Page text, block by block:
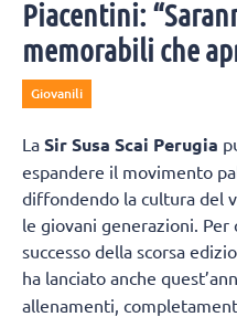
Piacentini:
memorabili che
Giovanili
La Sir Susa Scai Perugia
espandere il movimento
diffondendo la cultura del
le giovani generazioni.
successo della scorsa
ha lanciato anche
allenamenti,